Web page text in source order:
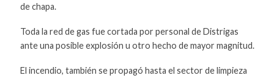
de chapa.
Toda la red de gas fue cortada por personal de Distrigas
ante una posible explosión u otro hecho de mayor magnitud.
El incendio, también se propagó hasta el sector de limpieza